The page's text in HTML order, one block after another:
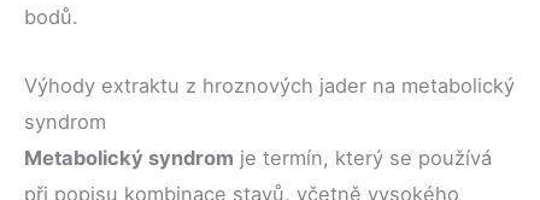
bodů.
Výhody extraktu z hroznových jader na metabolický
syndrom
Metabolický syndrom je termín, který se používá
při popisu kombinace stavů, včetně vysokého